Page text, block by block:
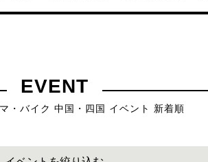
EVENT
・バイク 中国・四国 イベント 新着順